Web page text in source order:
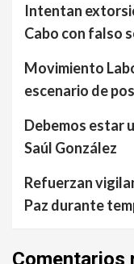
Intentan
Cabo con falso
Movimiento
escenario de
Debemos estar
Saúl González
Refuerzan
Paz durante
Comentarios